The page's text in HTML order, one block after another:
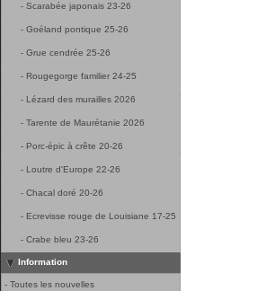
- Scarabée japonais 23-26
- Goéland pontique 25-26
- Grue cendrée 25-26
- Rougegorge familier 24-25
- Lézard des murailles 2026
- Tarente de Maurétanie 2026
- Porc-épic à crête 20-26
- Loutre d'Europe 22-26
- Chacal doré 20-26
- Ecrevisse rouge de Louisiane 17-25
- Crabe bleu 23-26
Information
- Toutes les nouvelles